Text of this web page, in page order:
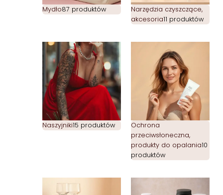
Mydło87 produktów
Narzędzia czyszczące,
akcesoria11 produktów
Naszyjniki15 produktów
Ochrona
przeciwsłoneczna,
produkty do opalania10
produktów